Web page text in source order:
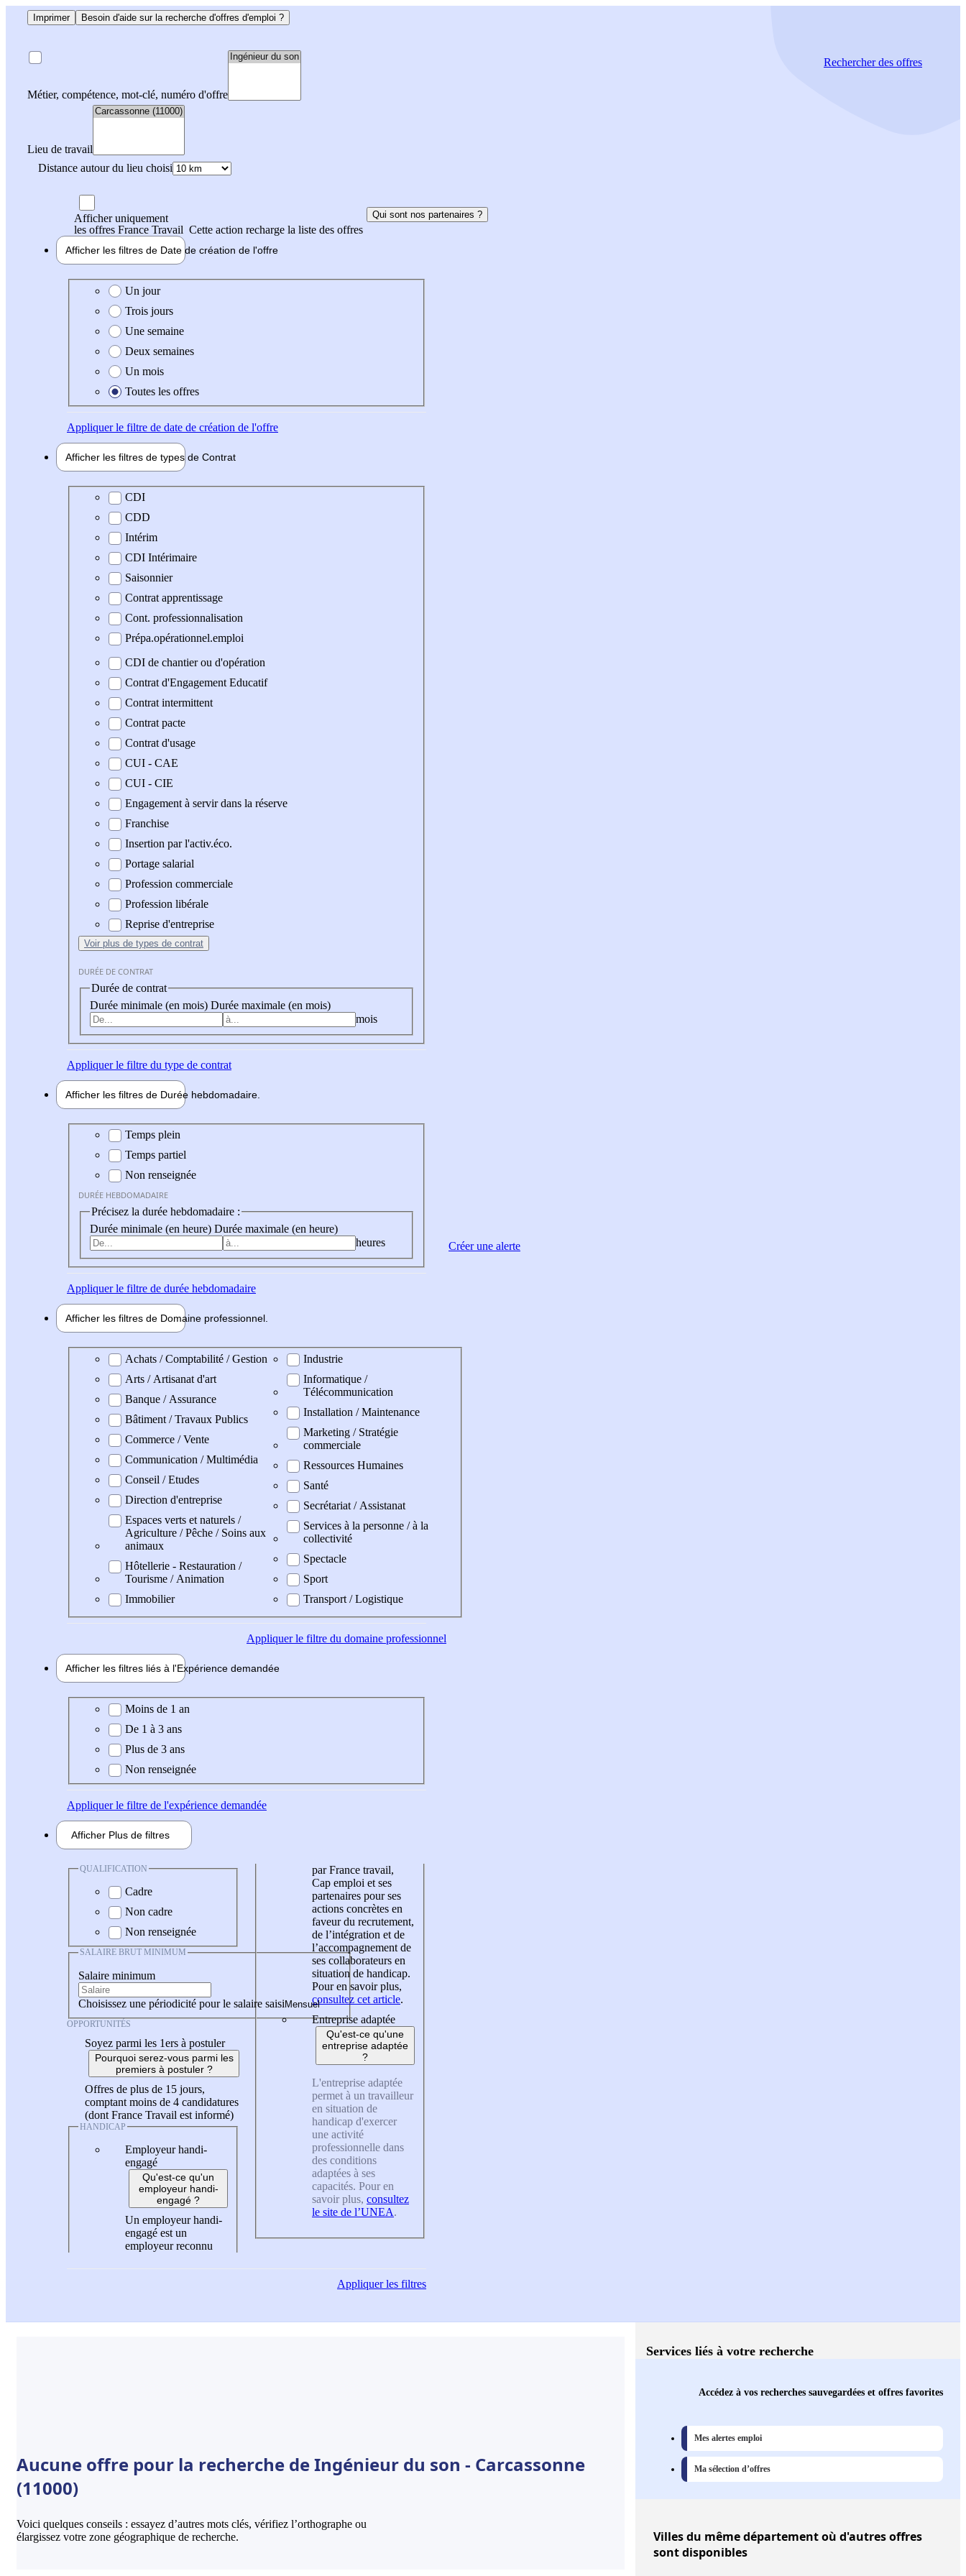
Imprimer Besoin d'aide sur la recherche d'offres d'emploi ?
Métier, compétence, mot-clé, numéro d'offre
Lieu de travail
Distance autour du lieu choisi
Rechercherdes offres
Afficher uniquement
les offres France Travail Cette action recharge la liste des offres
Qui sont nos partenaires ?
Afficher les filtres de Date de création de l'offre
Date de création de l'offre
Un jour
Trois jours
Une semaine
Deux semaines
Un mois
Toutes les offres
Appliquerle filtre de date de création de l'offre
Afficher les filtres de types de Contrat
Type de contrat
CDI
CDD
Intérim
CDI Intérimaire
Saisonnier
Contrat apprentissage
Cont. professionnalisation
Prépa.opérationnel.emploi
CDI de chantier ou d'opération
Contrat d'Engagement Educatif
Contrat intermittent
Contrat pacte
Contrat d'usage
CUI - CAE
CUI - CIE
Engagement à servir dans la réserve
Franchise
Insertion par l'activ.éco.
Portage salarial
Profession commerciale
Profession libérale
Reprise d'entreprise
Voir plus de types de contrat
DURÉE DE CONTRAT
Durée de contrat
Durée minimale (en mois) Durée maximale (en mois)
mois
Appliquerle filtre du type de contrat
Afficher les filtres de Durée hebdomadaire
Durée hebdomadaire
Temps plein
Temps partiel
Non renseignée
DURÉE HEBDOMADAIRE
Précisez la durée hebdomadaire :
Durée minimale (en heure) Durée maximale (en heure)
heures
Appliquerle filtre de durée hebdomadaire
Afficher les filtres de Domaine professionnel
Domaine professionel
Achats / Comptabilité / Gestion
Arts / Artisanat d'art
Banque / Assurance
Bâtiment / Travaux Publics
Commerce / Vente
Communication / Multimédia
Conseil / Etudes
Direction d'entreprise
Espaces verts et naturels /
Agriculture / Pêche / Soins aux
animaux
Hôtellerie - Restauration /
Tourisme / Animation
Immobilier
Industrie
Informatique /
Télécommunication
Installation / Maintenance
Marketing / Stratégie
commerciale
Ressources Humaines
Santé
Secrétariat / Assistanat
Services à la personne / à la
collectivité
Spectacle
Sport
Transport / Logistique
Appliquerle filtre du domaine professionnel
Afficher les filtres liés à l'Expérience demandée
Expérience demandée
Moins de 1 an
De 1 à 3 ans
Plus de 3 ans
Non renseignée
Appliquerle filtre de l'expérience demandée
Afficher Plus de filtres
QUALIFICATION
Cadre
Non cadre
Non renseignée
SALAIRE BRUT MINIMUM
Salaire minimum
Choisissez une périodicité pour le salaire saisi
OPPORTUNITÉS
Soyez parmi les 1ers à postuler
Pourquoi serez-vous parmi les
premiers à postuler ?
Offres de plus de 15 jours,
comptant moins de 4 candidatures
(dont France Travail est informé)
HANDICAP
Employeur handi-
engagé
Qu'est-ce qu'un
employeur handi-
engagé ?
Un employeur handi-
engagé est un
employeur reconnu
par France travail,
Cap emploi et ses
partenaires pour ses
actions concrètes en
faveur du recrutement,
de l’intégration et de
l’accompagnement de
ses collaborateurs en
situation de handicap.
Pour en savoir plus,
consultez cet article.
Entreprise adaptée
Qu'est-ce qu'une
entreprise adaptée
?
L'entreprise adaptée
permet à un travailleur
en situation de
handicap d'exercer
une activité
professionnelle dans
des conditions
adaptées à ses
capacités. Pour en
savoir plus, consultez
le site de l’UNEA.
Appliquerles filtres
Créer une alerte
Aucune offre pour la recherche de Ingénieur du son - Carcassonne
(11000)
Voici quelques conseils : essayez d’autres mots clés, vérifiez l’orthographe ou
élargissez votre zone géographique de recherche.
Services liés à votre recherche
Accédez à vos recherches sauvegardées et offres favorites
Mes alertes emploi
Ma sélection d’offres
Villesdu même département où d'autres offres
sont disponibles